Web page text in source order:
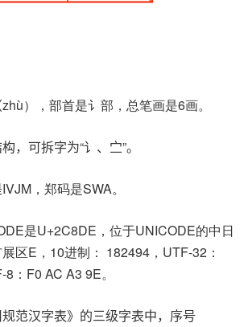
zhù），部首是讠部，总笔画是6画。
，可拆字为“讠、㝉”。
，郑码是SWA。
是U+2C8DE，位于UNICODE的中日
区E，10进制： 182494，UTF-32：
：F0 AC A3 9E。
规范汉字表》的三级字表中，序号